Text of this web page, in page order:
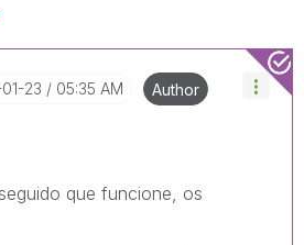
23 05:35 AM Author
que funcione, os